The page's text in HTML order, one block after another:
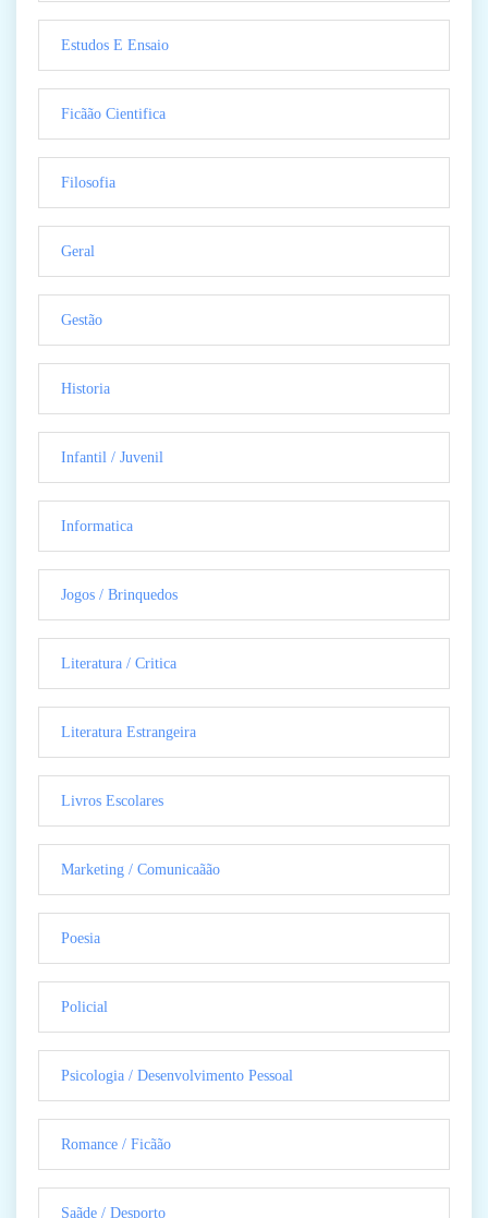
Estudos E Ensaio
Ficãão Cientifica
Filosofia
Geral
Gestão
Historia
Infantil / Juvenil
Informatica
Jogos / Brinquedos
Literatura / Critica
Literatura Estrangeira
Livros Escolares
Marketing / Comunicaãão
Poesia
Policial
Psicologia / Desenvolvimento Pessoal
Romance / Ficãão
Saãde / Desporto